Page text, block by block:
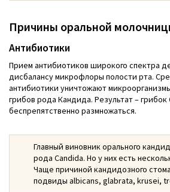
Причины оральной
Антибиотики
Прием антибиотиков широкого спектра
дисбалансу микрофлоры полости рта.
антибиотики уничтожают
грибов рода Кандида. Результат – грибок
беспрепятственно размножаться.
Главный виновник орального
рода Candida. Но у них есть
Чаще причиной кандидозного
подвиды albicans, glabrata, krusei,